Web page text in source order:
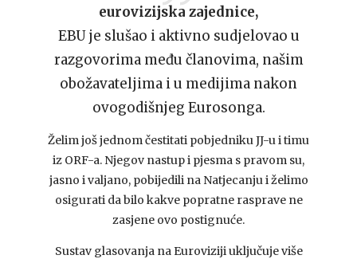
eurovizijska zajednice,
EBU je slušao i aktivno sudjelovao u
razgovorima među članovima, našim
obožavateljima i u medijima nakon
ovogodišnjeg Eurosonga.
Želim još jednom čestitati pobjedniku JJ-u i timu
iz ORF-a. Njegov nastup i pjesma s pravom su,
jasno i valjano, pobijedili na Natjecanju i želimo
osigurati da bilo kakve popratne rasprave ne
zasjene ovo postignuće.
Sustav glasovanja na Euroviziji uključuje više